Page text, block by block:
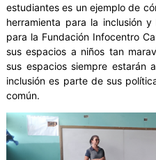
estudiantes es un ejemplo de
herramienta para la inclusión
para la Fundación Infocentro
sus espacios a niños tan
sus espacios siempre estarán
inclusión es parte de sus
común.